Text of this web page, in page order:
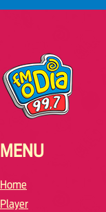
MENU
Home
Player